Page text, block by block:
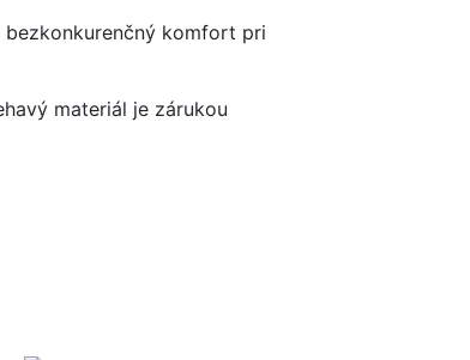
bezkonkurenčný komfort pri
materiál je zárukou